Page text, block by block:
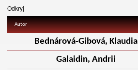
Odkryj
Autor
Bednárová-Gibová, Klaudia
Galaidin, Andrii